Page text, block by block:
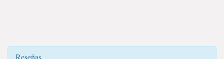
Reseñas